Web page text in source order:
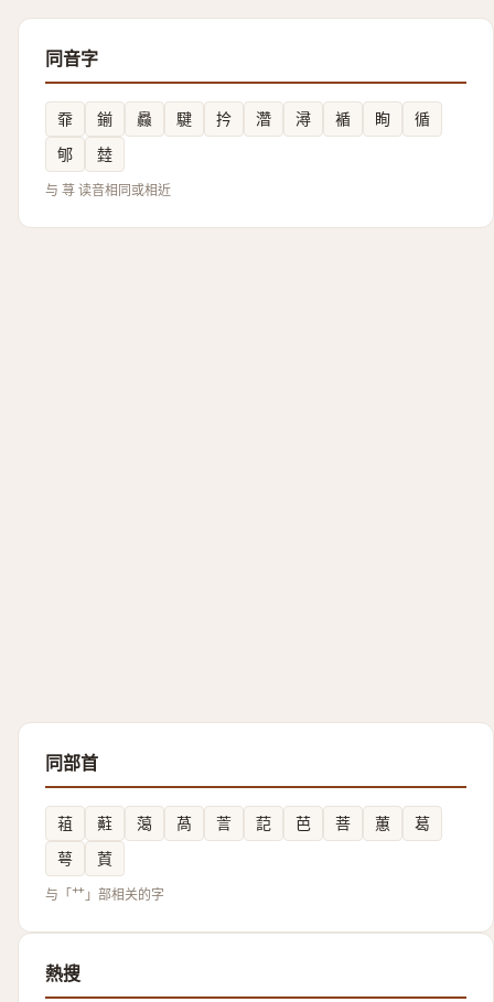
同音字
䨿 鎆 灥 騝 扲 濳 潯 䙉 眴
循
郇
龳
与 荨 读音相同或相近
同部首
䔃 蘣 䔽 萵 䓂 䓽 芭 菩 蕙
葛
萼
鿓
与「艹」部相关的字
熱搜